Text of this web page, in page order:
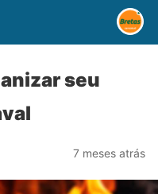
seu
7 meses atrás